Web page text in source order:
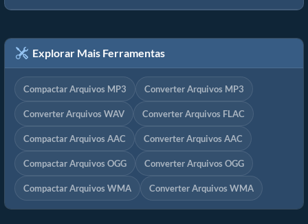
Explorar Mais Ferramentas
Compactar Arquivos MP3 Converter Arquivos MP3
Converter Arquivos WAV Converter Arquivos FLAC
Compactar Arquivos AAC Converter Arquivos AAC
Compactar Arquivos OGG Converter Arquivos OGG
Compactar Arquivos WMA Converter Arquivos WMA